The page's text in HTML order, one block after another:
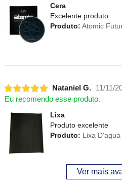
Cera
Excelente produto
Produto: Atomic
Nataniel G.
11/11/
Eu recomendo esse produto.
Lixa
Produto excelente
Produto: Lixa
Ver mais